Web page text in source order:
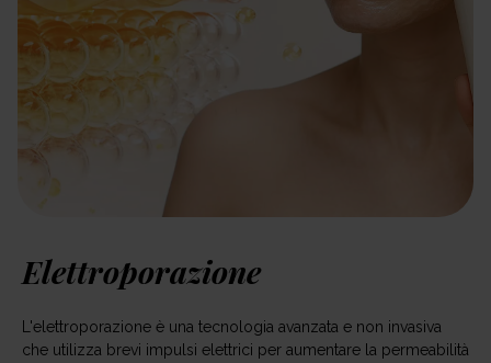
Elettroporazione
L'elettroporazione è una tecnologia avanzata e non invasiva
che utilizza brevi impulsi elettrici per aumentare la permeabilità